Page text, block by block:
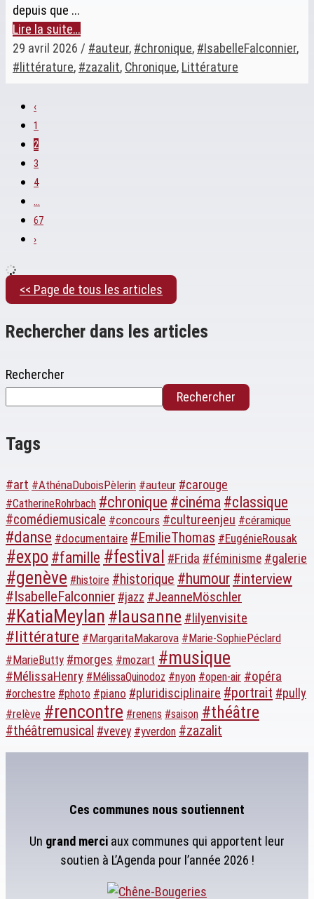
depuis que ...
Lire la suite…
29 avril 2026 / #auteur, #chronique, #IsabelleFalconnier,
#littérature, #zazalit, Chronique, Littérature
‹
1
2
3
4
…
67
›
<< Page de tous les articles
Rechercher dans les articles
Rechercher
Rechercher
Tags
#art #AthénaDuboisPèlerin #auteur #carouge
#CatherineRohrbach #chronique #cinéma #classique
#comédiemusicale #concours #cultureenjeu #céramique
#danse #documentaire #EmilieThomas #EugénieRousak
#expo #famille #festival #Frida #féminisme #galerie
#genève #histoire #historique #humour #interview
#IsabelleFalconnier #jazz #JeanneMöschler
#KatiaMeylan #lausanne #lilyenvisite
#littérature #MargaritaMakarova #Marie-SophiePéclard
#MarieButty #morges #mozart #musique
#MélissaHenry #MélissaQuinodoz #nyon #open-air #opéra
#orchestre #photo #piano #pluridisciplinaire #portrait #pully
#relève #rencontre #renens #saison #théâtre
#théâtremusical #vevey #yverdon #zazalit
Ces communes nous soutiennent
Un grand merci aux communes qui apportent leur
soutien à L’Agenda pour l’année 2026 !